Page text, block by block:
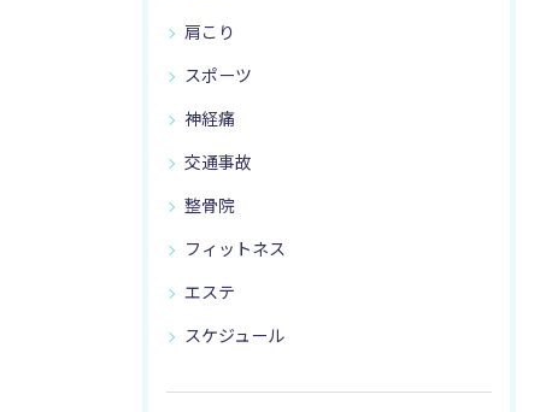
肩こり
スポーツ
神経痛
交通事故
整骨院
フィットネス
エステ
スケジュール